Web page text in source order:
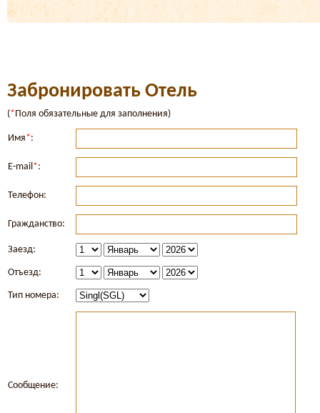
Забронировать Отель
(*Поля обязательные для заполнения)
Имя*:
E-mail*:
Телефон:
Гражданство:
Заезд:
Отъезд:
Тип номера:
Сообщение: